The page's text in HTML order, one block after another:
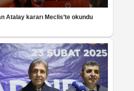
Atalay kararı Meclis’te okundu